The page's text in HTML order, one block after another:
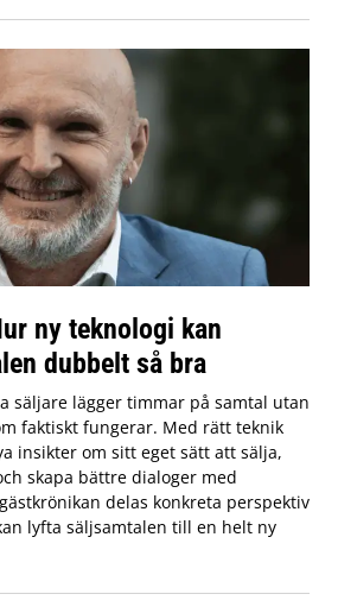
ny teknologi kan
dubbelt så bra
säljare lägger timmar på samtal utan
faktiskt fungerar. Med rätt teknik
insikter om sitt eget sätt att sälja,
skapa bättre dialoger med
delas konkreta perspektiv
lyfta säljsamtalen till en helt ny